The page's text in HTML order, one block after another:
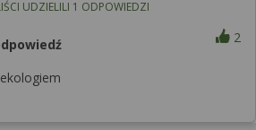
UDZIELILI 1 ODPOWIEDZI
2